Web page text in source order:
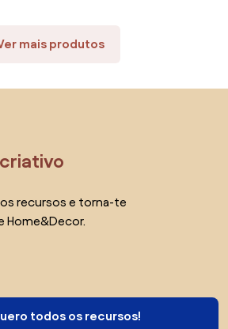
mais produtos
criativo
recursos e torna-te
Home&Decor.
todos os recursos!